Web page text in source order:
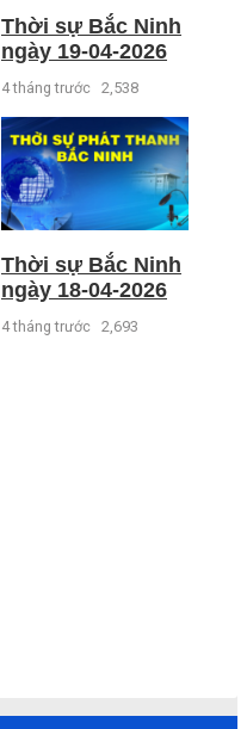
Thời sự Bắc Ninh
ngày 19-04-2026
4 tháng trước 2,538
Thời sự Bắc Ninh
ngày 18-04-2026
4 tháng trước 2,693